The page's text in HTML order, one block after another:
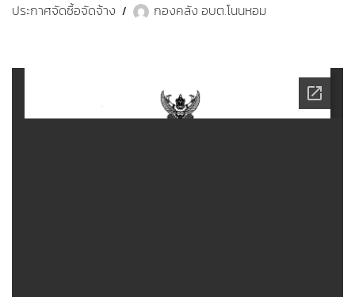
ประกาศจัดซื้อจัดจ้าง กองคลัง อบต.โนนหอม